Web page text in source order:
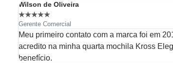
Wilson de Oliveira
★★★★★
Gerente Comercial
Meu primeiro contato com a marca foi em
acredito na minha quarta mochila Kross
benefício.